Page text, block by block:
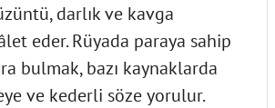
darlık ve kavga
eder. Rüyada paraya sahip
bulmak, bazı kaynaklarda
ve kederli söze yorulur.